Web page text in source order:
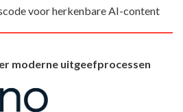
voor herkenbare AI-content
moderne uitgeefprocessen